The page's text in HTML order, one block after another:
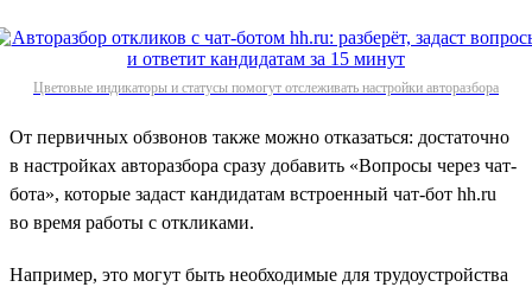
Цветовые индикаторы и статусы помогут отслеживать настройки авторазбора
От первичных обзвонов также можно отказаться: достаточно
в настройках авторазбора сразу добавить «Вопросы через чат-
бота», которые задаст кандидатам встроенный чат-бот hh.ru
во время работы с откликами.
Например, это могут быть необходимые для трудоустройства